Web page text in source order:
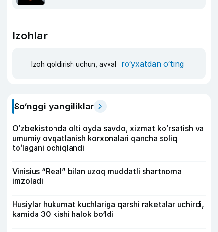
Izohlar
Izoh qoldirish uchun, avval ro‘yxatdan o‘ting
So‘nggi yangiliklar
Oʻzbekistonda olti oyda savdo, xizmat koʻrsatish va
umumiy ovqatlanish korxonalari qancha soliq
toʻlagani ochiqlandi
Vinisius “Real” bilan uzoq muddatli shartnoma
imzoladi
Husiylar hukumat kuchlariga qarshi raketalar uchirdi,
kamida 30 kishi halok bo‘ldi